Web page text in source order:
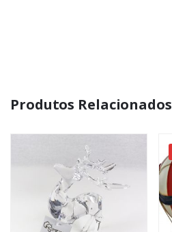
Produtos Relacionados